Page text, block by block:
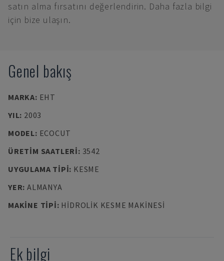
satın alma fırsatını değerlendirin. Daha fazla bilgi
için bize ulaşın.
Genel bakış
MARKA: EHT
YIL: 2003
MODEL: ECOCUT
ÜRETIM SAATLERI: 3542
UYGULAMA TIPI: KESME
YER: ALMANYA
MAKINE TIPI: HIDROLIK KESME MAKINESI
Ek bilgi